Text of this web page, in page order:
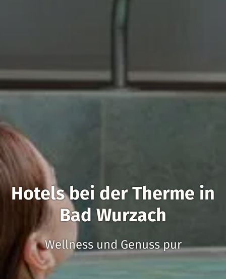
Hotels bei der Therme in
Bad Wurzach
Wellness und Genuss pur